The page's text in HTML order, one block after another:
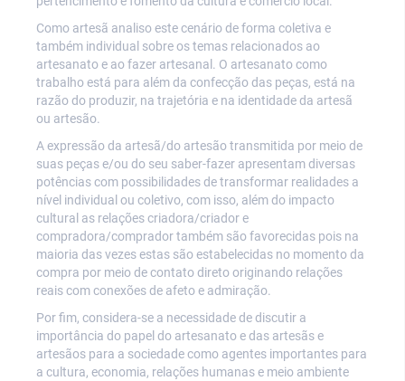
Como artesã analiso este cenário de forma coletiva e
também individual sobre os temas relacionados ao
artesanato e ao fazer artesanal. O artesanato como
trabalho está para além da confecção das peças, está na
razão do produzir, na trajetória e na identidade da artesã
ou artesão.
A expressão da artesã/do artesão transmitida por meio de
suas peças e/ou do seu saber-fazer apresentam diversas
potências com possibilidades de transformar realidades a
nível individual ou coletivo, com isso, além do impacto
cultural as relações criadora/criador e
compradora/comprador também são favorecidas pois na
maioria das vezes estas são estabelecidas no momento da
compra por meio de contato direto originando relações
reais com conexões de afeto e admiração.
Por fim, considera-se a necessidade de discutir a
importância do papel do artesanato e das artesãs e
artesãos para a sociedade como agentes importantes para
a cultura, economia, relações humanas e meio ambiente